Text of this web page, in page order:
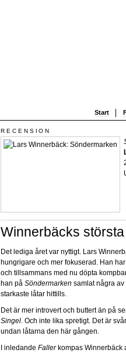
Start
RECENSION
Winnerbäcks största
Det lediga året var nyttigt. Lars
hungrigare och mer fokuserad. Han
och tillsammans med nu döpta
han på Söndermarken samlat några
starkaste låtar hittills.
Det är mer introvert och buttert än på
Singel. Och inte lika spretigt. Det är
undan låtarna den här gången.
I inledande Fallerkompas Winnerbäck